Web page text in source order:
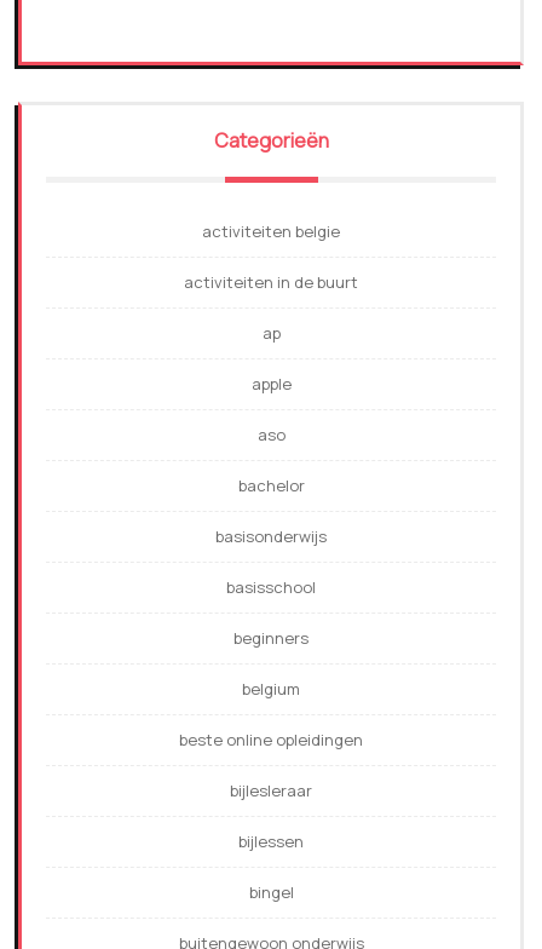
Categorieën
activiteiten belgie
activiteiten in de buurt
ap
apple
aso
bachelor
basisonderwijs
basisschool
beginners
belgium
beste online opleidingen
bijlesleraar
bijlessen
bingel
buitengewoon onderwijs